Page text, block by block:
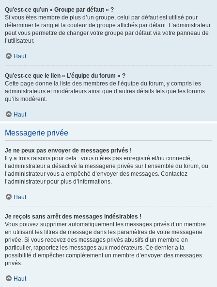
Qu’est-ce qu’un « Groupe par défaut » ?
Si vous êtes membre de plus d’un groupe, celui par défaut est utilisé pour
déterminer le rang et la couleur de groupe affichés par défaut. L’administrateur
peut vous permettre de changer votre groupe par défaut via votre panneau de
l’utilisateur.
Haut
Qu’est-ce que le lien « L’équipe du forum » ?
Cette page donne la liste des membres de l’équipe du forum, y compris les
administrateurs et modérateurs ainsi que d’autres détails tels que les forums
qu’ils modèrent.
Haut
Messagerie privée
Je ne peux pas envoyer de messages privés !
Il y a trois raisons pour cela : vous n’êtes pas enregistré et/ou connecté,
l’administrateur a désactivé la messagerie privée sur l’ensemble du forum, ou
l’administrateur vous a empêché d’envoyer des messages. Contactez
l’administrateur pour plus d’informations.
Haut
Je reçois sans arrêt des messages indésirables !
Vous pouvez supprimer automatiquement les messages privés d’un membre
en utilisant les filtres de message dans les paramètres de votre messagerie
privée. Si vous recevez des messages privés abusifs d’un membre en
particulier, rapportez les messages aux modérateurs. Ce dernier a la
possibilité d’empêcher complètement un membre d’envoyer des messages
privés.
Haut